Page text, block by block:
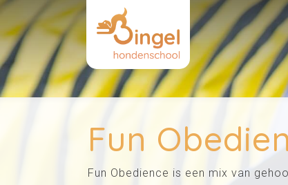
Fun
Fun Obedience is een mix van